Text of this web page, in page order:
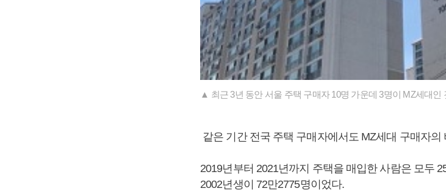
▲ 최근 3년 동안 서울 주택 구매자 10명 가운데 3명이 MZ세대인
같은 기간 전국 주택 구매자에서도 MZ세대 구매자의
2019년부터 2021년까지 주택을 매입한 사람은 모두
2002년생이 72만2775명이었다.